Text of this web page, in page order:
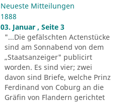
Neueste Mitteilungen
1888
03. Januar , Seite 3
"...Die gefälschten Actenstücke
sind am Sonnabend von dem
„Staatsanzeiger" publicirt
worden. Es sind vier; zwei
davon sind Briefe, welche Prinz
Ferdinand von Coburg an die
Gräfin von Flandern gerichtet